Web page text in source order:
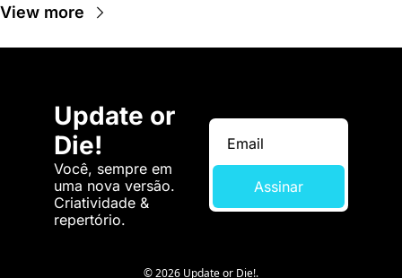
View more
Update or
Die!
Você, sempre em
uma nova versão.
Criatividade &
repertório.
Assinar
© 2026 Update or Die!.